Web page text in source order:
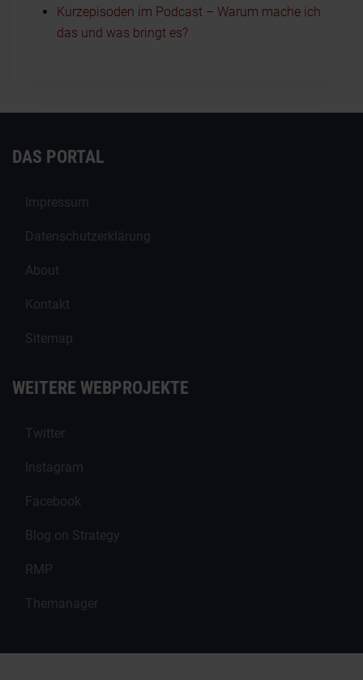
Kurzepisoden im Podcast – Warum mache ich
das und was bringt es?
DAS PORTAL
Impressum
Datenschutzerklärung
About
Kontakt
Sitemap
WEITERE WEBPROJEKTE
Twitter
Instagram
Facebook
Blog on Strategy
RMP
Themanager